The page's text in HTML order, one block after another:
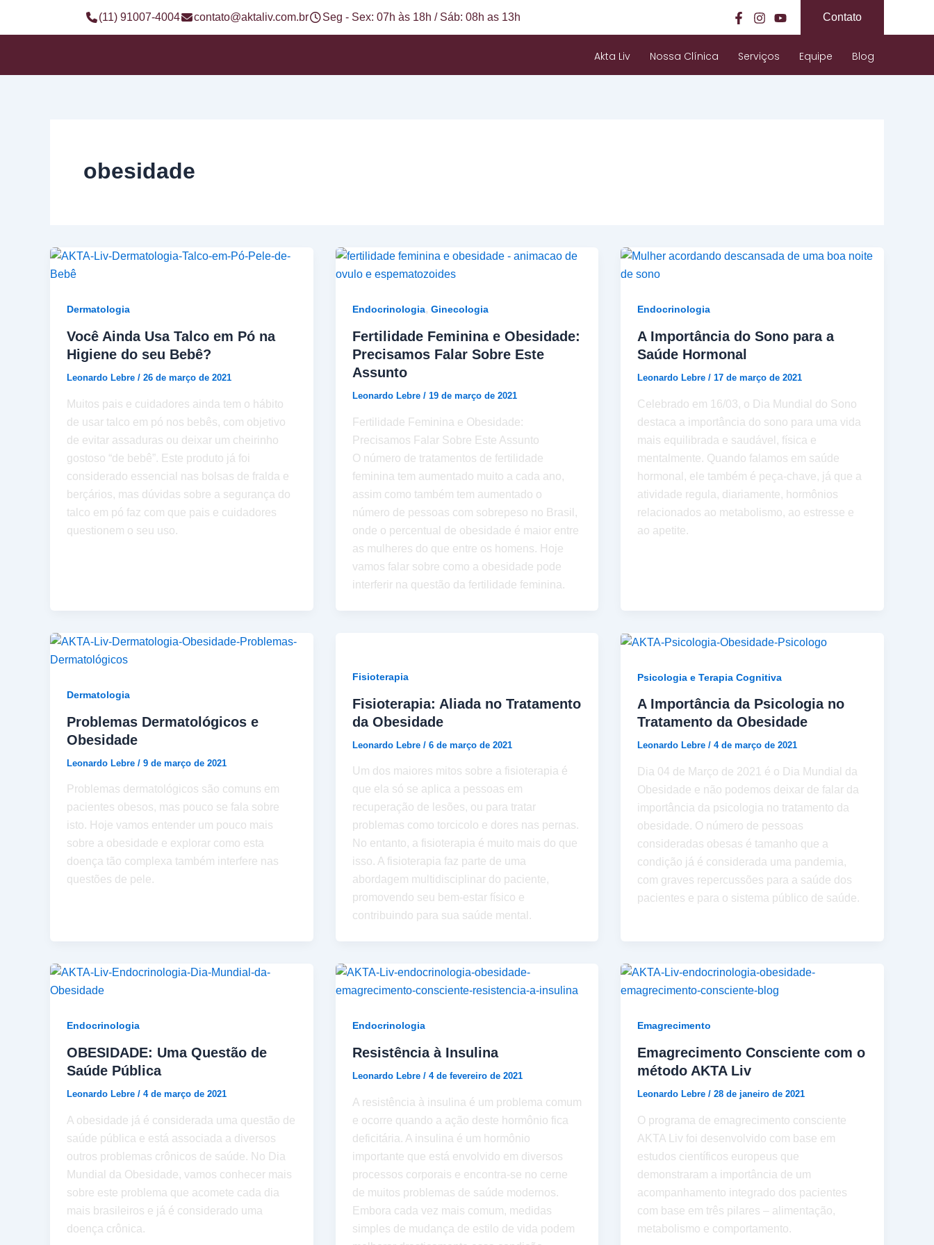
(11) 91007-4004 contato@aktaliv.com.br Seg - Sex: 07h às 18h / Sáb: 08h as 13h Contato
Akta Liv Nossa Clínica Serviços Equipe Blog
obesidade
Dermatologia
Você Ainda Usa Talco em Pó na
Higiene do seu Bebê?
Leonardo Lebre / 26 de março de 2021
Muitos pais e cuidadores ainda tem o hábito
de usar talco em pó nos bebês, com objetivo
de evitar assaduras ou deixar um cheirinho
gostoso “de bebê”. Este produto já foi
considerado essencial nas bolsas de fralda e
berçários, mas dúvidas sobre a segurança do
talco em pó faz com que pais e cuidadores
questionem o seu uso.
Endocrinologia, Ginecologia
Fertilidade Feminina e Obesidade:
Precisamos Falar Sobre Este
Assunto
Leonardo Lebre / 19 de março de 2021
Fertilidade Feminina e Obesidade:
Precisamos Falar Sobre Este Assunto
O número de tratamentos de fertilidade
feminina tem aumentado muito a cada ano,
assim como também tem aumentado o
número de pessoas com sobrepeso no Brasil,
onde o percentual de obesidade é maior entre
as mulheres do que entre os homens. Hoje
vamos falar sobre como a obesidade pode
interferir na questão da fertilidade feminina.
Endocrinologia
A Importância do Sono para a
Saúde Hormonal
Leonardo Lebre/17 de março de 2021
Celebrado em 16/03, o Dia Mundial do Sono
destaca a importância do sono para uma vida
mais equilibrada e saudável, física e
mentalmente. Quando falamos em saúde
hormonal, ele também é peça-chave, já que a
atividade regula, diariamente, hormônios
relacionados ao metabolismo, ao estresse e
ao apetite.
Dermatologia
Problemas Dermatológicos e
Obesidade
Leonardo Lebre / 9 de março de 2021
Problemas dermatológicos são comuns em
pacientes obesos, mas pouco se fala sobre
isto. Hoje vamos entender um pouco mais
sobre a obesidade e explorar como esta
doença tão complexa também interfere nas
questões de pele.
Fisioterapia
Fisioterapia: Aliada no Tratamento
da Obesidade
Leonardo Lebre / 6 de março de 2021
Um dos maiores mitos sobre a fisioterapia é
que ela só se aplica a pessoas em
recuperação de lesões, ou para tratar
problemas como torcicolo e dores nas pernas.
No entanto, a fisioterapia é muito mais do que
isso. A fisioterapia faz parte de uma
abordagem multidisciplinar do paciente,
promovendo seu bem-estar físico e
contribuindo para sua saúde mental.
Psicologia e Terapia Cognitiva
A Importância da Psicologia no
Tratamento da Obesidade
Leonardo Lebre/4 de março de 2021
Dia 04 de Março de 2021 é o Dia Mundial da
Obesidade e não podemos deixar de falar da
importância da psicologia no tratamento da
obesidade. O número de pessoas
consideradas obesas é tamanho que a
condição já é considerada uma pandemia,
com graves repercussões para a saúde dos
pacientes e para o sistema público de saúde.
Endocrinologia
OBESIDADE: Uma Questão de
Saúde Pública
Leonardo Lebre / 4 de março de 2021
A obesidade já é considerada uma questão de
saúde pública e está associada a diversos
outros problemas crônicos de saúde. No Dia
Mundial da Obesidade, vamos conhecer mais
sobre este problema que acomete cada dia
mais brasileiros e já é considerado uma
doença crônica.
Endocrinologia
Resistência à Insulina
Leonardo Lebre / 4 de fevereiro de 2021
A resistência à insulina é um problema comum
e ocorre quando a ação deste hormônio fica
deficitária. A insulina é um hormônio
importante que está envolvido em diversos
processos corporais e encontra-se no cerne
de muitos problemas de saúde modernos.
Embora cada vez mais comum, medidas
simples de mudança de estilo de vida podem
Emagrecimento
Emagrecimento Consciente com o
método AKTA Liv
Leonardo Lebre/28 de janeiro de 2021
O programa de emagrecimento consciente
AKTA Liv foi desenvolvido com base em
estudos científicos europeus que
demonstraram a importância de um
acompanhamento integrado dos pacientes
com base em três pilares – alimentação,
metabolismo e comportamento.